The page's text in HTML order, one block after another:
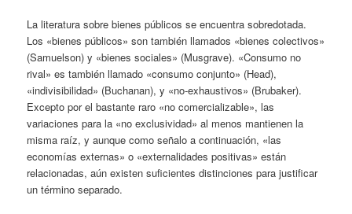
La literatura sobre bienes públicos se encuentra sobredotada.
Los «bienes públicos» son también llamados «bienes colectivos»
(Samuelson) y «bienes sociales» (Musgrave). «Consumo no
rival» es también llamado «consumo conjunto» (Head),
«indivisibilidad» (Buchanan), y «no-exhaustivos» (Brubaker).
Excepto por el bastante raro «no comercializable», las
variaciones para la «no exclusividad» al menos mantienen la
misma raíz, y aunque como señalo a continuación, «las
economías externas» o «externalidades positivas» están
relacionadas, aún existen suficientes distinciones para justificar
un término separado.